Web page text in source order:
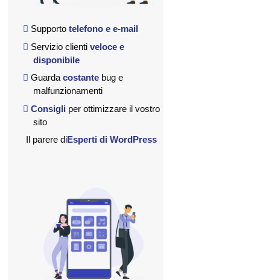
Supporto telefono e e-mail
Servizio clienti veloce e
disponibile
Guarda costante bug e
malfunzionamenti
Consigli per ottimizzare il vostro
sito
Il parere diEsperti di WordPress